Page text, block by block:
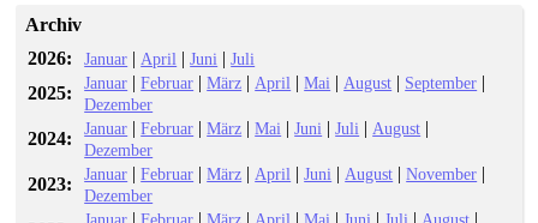
Archiv
2026:
Januar | April |Juni |Juli
2025: Januar |Februar |März | April |Mai | August | September |
Dezember
2024: Januar |Februar |März |Mai |Juni |Juli | August |
Dezember
2023: Januar |Februar |März | April |Juni | August |November |
Dezember